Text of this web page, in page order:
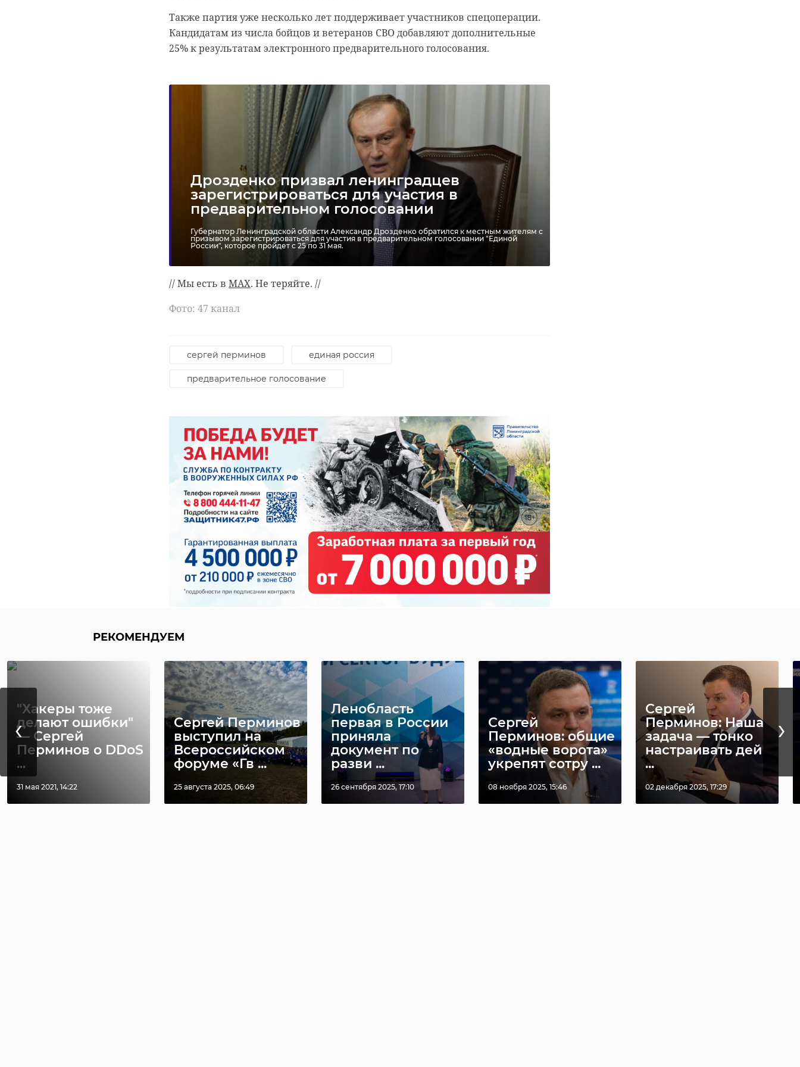
Также партия уже несколько лет поддерживает участников спецоперации.
Кандидатам из числа бойцов и ветеранов СВО добавляют дополнительные
25% к результатам электронного предварительного голосования.
Дрозденко призвал ленинградцев
зарегистрироваться для участия в
предварительном голосовании
Губернатор Ленинградской области Александр Дрозденко обратился к местным жителям с
призывом зарегистрироваться для участия в предварительном голосовании "Единой
России", которое пройдет с 25 по 31 мая.
// Мы есть в MAX. Не теряйте. //
Фото: 47 канал
сергей перминов единая россия
предварительное голосование
РЕКОМЕНДУЕМ
"Хакеры тоже
делают ошибки"
— Сергей
Перминов о DDoS
...
31 мая 2021, 14:22
Сергей Перминов
выступил на
Всероссийском
форуме «Гв ...
25 августа 2025, 06:49
Ленобласть
первая в России
приняла
документ по
разви ...
26 сентября 2025, 17:10
Сергей
Перминов: общие
«водные ворота»
укрепят сотру ...
08 ноября 2025, 15:46
Сергей
Перминов: Наша
задача — тонко
настраивать дей
...
02 декабря 2025, 17:29
‹ ›
В Ленобласти
работа филиала
"Защитники
Отечест ...
В Музее СВО
заработала
выставка картин,
отображающа ...
09 апреля, 12:48
Губернатор
Ленобласти
Александр
Дрозденко
встретился ...
10 апреля, 12:01